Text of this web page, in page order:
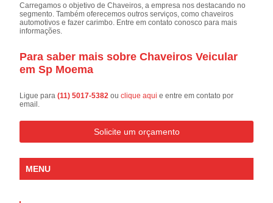
Carregamos o objetivo de Chaveiros, a empresa nos destacando no
segmento. Também oferecemos outros serviços, como chaveiros
automotivos e fazer carimbo. Entre em contato conosco para mais
informações.
Para saber mais sobre Chaveiros Veicular
em Sp Moema
Ligue para(11) 5017-5382ouclique aqui e entre em contato por
email.
Solicite um orçamento
MENU